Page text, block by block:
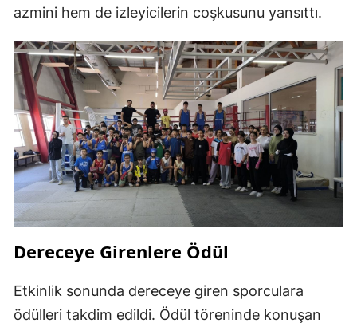
azmini hem de izleyicilerin coşkusunu yansıttı.
Dereceye Girenlere Ödül
Etkinlik sonunda dereceye giren sporculara
ödülleri takdim edildi. Ödül töreninde konuşan